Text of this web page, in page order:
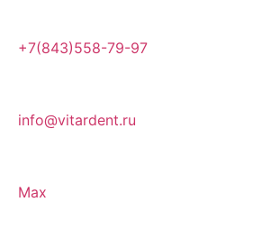
+7(843)558-79-97
info@vitardent.ru
Max